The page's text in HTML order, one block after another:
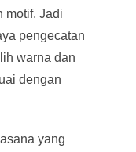
motif. Jadi
pengecatan
warna dan
dengan
yang